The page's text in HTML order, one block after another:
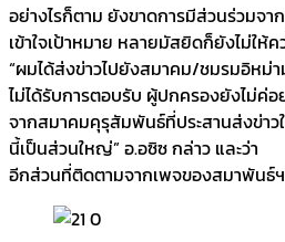
อย่างไรก็ตาม ยังขาดการมีส่วนร่วมจ
เข้าใจเป้าหมาย หลายมัสยิดก็ยังไม่ให้
“ผมได้ส่งข่าวไปยังสมาคม/ชมรมอิหม่
ไม่ได้รับการตอบรับ ผู้ปกครองยังไม่ค่อ
จากสมาคมคุรุสัมพันธ์ที่ประสานส่งข่า
นี้เป็นส่วนใหญ่” อ.อซิซ กล่าว และว่า
อีกส่วนที่ติดตามจากเพจของสมาพันธ์